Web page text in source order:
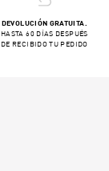
DEVOLUCIÓN GRATUITA.
HASTA 60 DÍAS DESPUÉS
DE RECIBIDO TU PEDIDO